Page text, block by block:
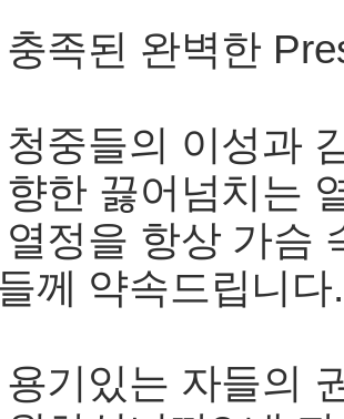
충족된 완벽한
중들의 이성과
한 끓어넘치는
정을 항상 가슴
께 약속드립니다.
기있는 자들의